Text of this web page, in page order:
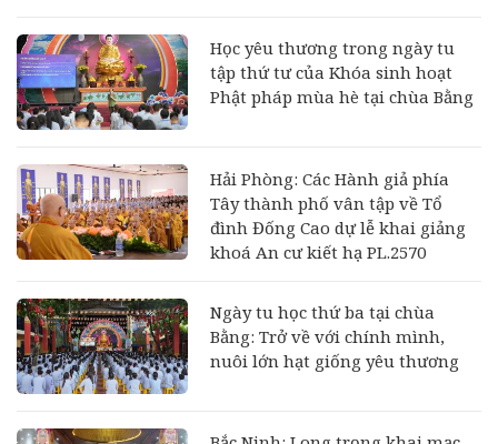
Học yêu thương trong ngày tu
tập thứ tư của Khóa sinh hoạt
Phật pháp mùa hè tại chùa Bằng
Hải Phòng: Các Hành giả phía
Tây thành phố vân tập về Tổ
đình Đống Cao dự lễ khai giảng
khoá An cư kiết hạ PL.2570
Ngày tu học thứ ba tại chùa
Bằng: Trở về với chính mình,
nuôi lớn hạt giống yêu thương